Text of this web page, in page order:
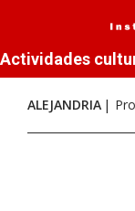
Actividades
ALEJANDRIA